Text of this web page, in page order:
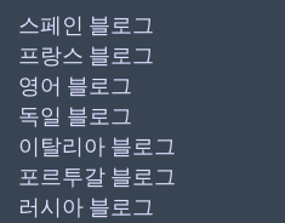
스페인 블로그
프랑스 블로그
영어 블로그
독일 블로그
이탈리아 블로그
포르투갈 블로그
러시아 블로그